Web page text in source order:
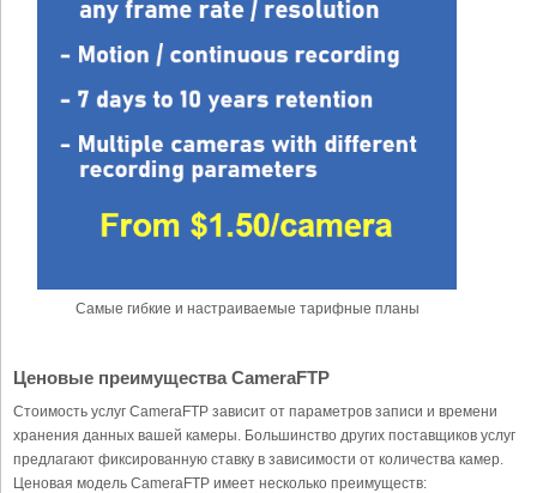
Самые гибкие и настраиваемые тарифные планы
Ценовые преимущества CameraFTP
Стоимость услуг CameraFTP зависит от параметров записи и времени
хранения данных вашей камеры. Большинство других поставщиков услуг
предлагают фиксированную ставку в зависимости от количества камер.
Ценовая модель CameraFTP имеет несколько преимуществ: